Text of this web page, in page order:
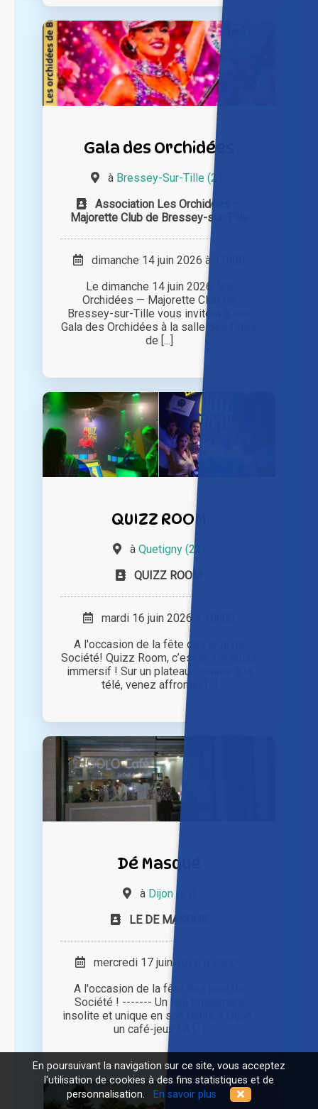
Gala des Orchidées
à Bressey-Sur-Tille (21)
Association Les Orchidées —
Majorette Club de Bressey-sur-Tille
dimanche 14 juin 2026 à 11h00
Le dimanche 14 juin 2026, les
Orchidées — Majorette Club de
Bressey-sur-Tille vous invitent à leur
Gala des Orchidées à la salle des fêtes
de [...]
QUIZZ ROOM
à Quetigny (21)
QUIZZ ROOM
mardi 16 juin 2026 à 10h00
A l'occasion de la fête des jeux de
Société! Quizz Room, c’est le 1er quizz
immersif ! Sur un plateau, comme à la
télé, venez affronter [...]
Dé Masqué
à Dijon (21)
LE DE MASQUE
mercredi 17 juin 2026 à 20h00
A l'occasion de la fête des jeux de
Société ! ------- Un lieu totalement
insolite et unique en son genre à Dijon :
un café-jeux ! A [...]
En poursuivant la navigation sur ce site, vous acceptez
l'utilisation de cookies à des fins statistiques et de
personnalisation.
En savoir plus